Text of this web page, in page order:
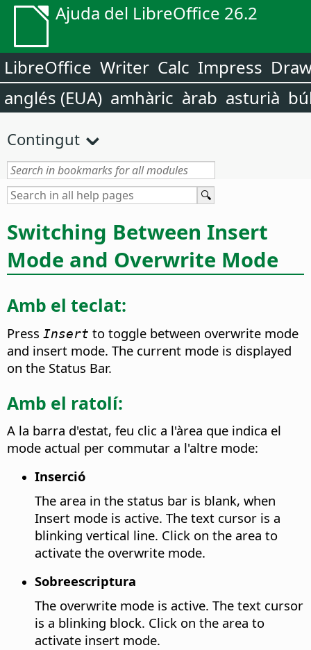
Ajuda del LibreOffice 26.2
LibreOffice Writer Calc Impress
anglés (EUA) amhàric àrab asturià
Contingut
Switching Between Insert
Mode and Overwrite Mode
Amb el teclat:
Press Insert to toggle between overwrite mode
and insert mode. The current mode is displayed
on the Status Bar.
Amb el ratolí:
A la barra d'estat, feu clic a l'àrea que indica el
mode actual per commutar a l'altre mode:
Inserció
The area in the status bar is blank, when
Insert mode is active. The text cursor is a
blinking vertical line. Click on the area to
activate the overwrite mode.
Sobreescriptura
The overwrite mode is active. The text cursor
is a blinking block. Click on the area to
activate insert mode.